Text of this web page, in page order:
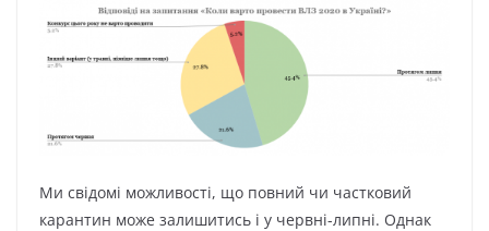
Ми свідомі можливості, що повний чи частковий
карантин може залишитись і у червні-липні. Однак